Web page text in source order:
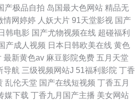
产极品自拍 岛国最大色网站 精品无
情网婷婷 人妖大片 91天堂影视 国产
韩电影 国产尤物视频在线 超碰福利
产成人视频 日本日韩欧美在线 黄色
最新黄色av 麻豆影院免费 五月天堂
导航 三级视频网站J 51福利影院 丁香
乱伦天堂 国产在线短视频 丁香五月
媒下载 丁香九月国产主播 美女网站